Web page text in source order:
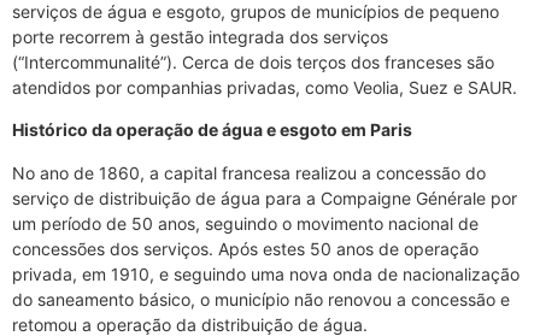
serviços de água e esgoto, grupos de municípios de pequeno
porte recorrem à gestão integrada dos serviços
(“Intercommunalité”). Cerca de dois terços dos franceses são
atendidos por companhias privadas, como Veolia, Suez e SAUR.
Histórico da operação de água e esgoto em Paris
No ano de 1860, a capital francesa realizou a concessão do
serviço de distribuição de água para a Compaigne Générale por
um período de 50 anos, seguindo o movimento nacional de
concessões dos serviços. Após estes 50 anos de operação
privada, em 1910, e seguindo uma nova onda de nacionalização
do saneamento básico, o município não renovou a concessão e
retomou a operação da distribuição de água.